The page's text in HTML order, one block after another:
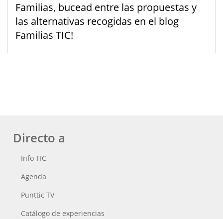
Familias, bucead entre las propuestas y
las alternativas recogidas en el blog
Familias TIC!
Directo a
Info TIC
Agenda
Punttic TV
Catálogo de experiencias